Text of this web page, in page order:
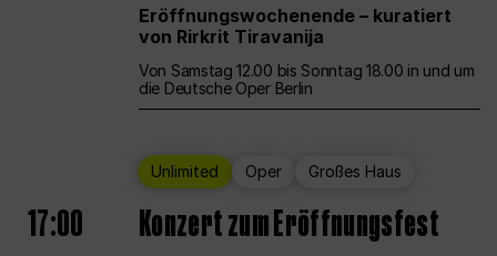
Eröffnungswochenende – kuratiert
von Rirkrit Tiravanija
Von Samstag 12.00 bis Sonntag 18.00 in und um
die Deutsche Oper Berlin
Unlimited Oper Großes Haus
17:00 Konzert zum Eröffnungsfest